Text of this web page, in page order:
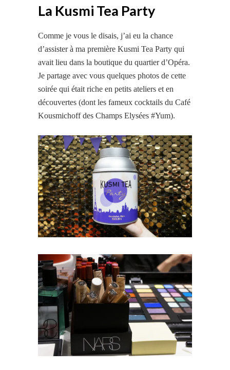
La Kusmi Tea Party
Comme je vous le disais, j’ai eu la chance
d’assister à ma première Kusmi Tea Party qui
avait lieu dans la boutique du quartier d’Opéra.
Je partage avec vous quelques photos de cette
soirée qui était riche en petits ateliers et en
découvertes (dont les fameux cocktails du Café
Kousmichoff des Champs Elysées #Yum).